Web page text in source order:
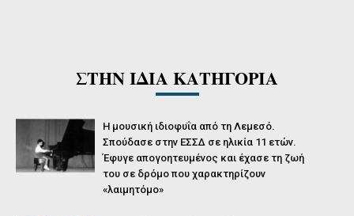
ΣΤΗΝ ΙΔΙΑ ΚΑΤΗΓΟΡΙΑ
Η μουσική ιδιοφυΐα από τη Λεμεσό.
Σπούδασε στην ΕΣΣΔ σε ηλικία 11 ετών.
Έφυγε απογοητευμένος και έχασε τη ζωή
του σε δρόμο που χαρακτηρίζουν
«λαιμητόμο»